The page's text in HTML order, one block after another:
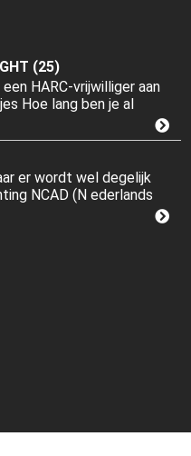
(25)
HARC-vrijwilliger aan
Hoe lang ben je al
er wordt wel degelijk
NCAD (N ederlands